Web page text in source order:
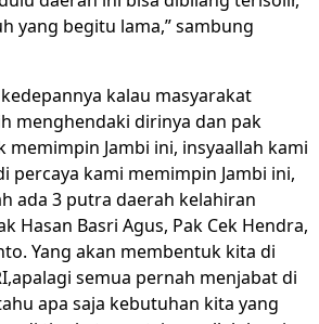
yang begitu lama,” sambung
kalau masyarakat
menghendaki dirinya dan pak
memimpin Jambi ini, insyaallah kami
percaya kami memimpin Jambi ini,
ada 3 putra daerah kelahiran
Hasan Basri Agus, Pak Cek Hendra,
Yang akan membentuk kita di
semua pernah menjabat di
apa saja kebutuhan kita yang